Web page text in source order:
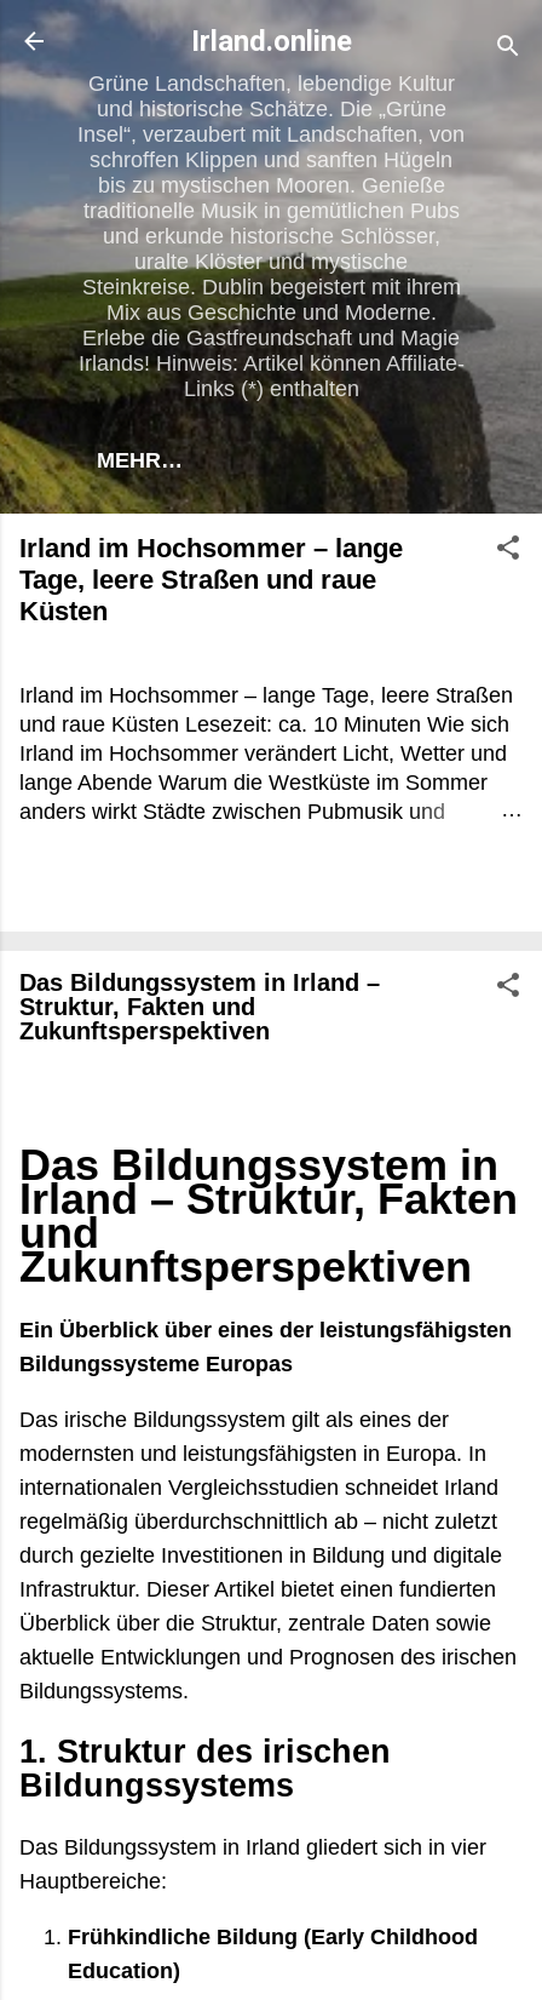
Direkt zum Hauptbereich
Irland.online
Grüne Landschaften, lebendige Kultur
und historische Schätze. Die „Grüne
Insel“, verzaubert mit Landschaften, von
schroffen Klippen und sanften Hügeln
bis zu mystischen Mooren. Genieße
traditionelle Musik in gemütlichen Pubs
und erkunde historische Schlösser,
uralte Klöster und mystische
Steinkreise. Dublin begeistert mit ihrem
Mix aus Geschichte und Moderne.
Erlebe die Gastfreundschaft und Magie
Irlands! Hinweis: Artikel können Affiliate-
Links (*) enthalten
MEHR…
Irland im Hochsommer – lange
Tage, leere Straßen und raue
Küsten
Irland im Hochsommer – lange Tage, leere Straßen
und raue Küsten Lesezeit: ca. 10 Minuten Wie sich
Irland im Hochsommer verändert Licht, Wetter und
lange Abende Warum die Westküste im Sommer
anders wirkt Städte zwischen Pubmusik und
Straße, aus einem offenen Küchenfenster roch es
nach Torffeuer und gebratenem Fisch. In
Deutschland wäre um diese Uhrzeit längst Nacht
Küstenstraßen nach Irland. Im Juli und August zeigt
das Land aber eine andere Seite: heller, lebendiger,
manchmal überraschend trocken – und gleichzeitig
voller Gegensätze. Zwischen überfüllten
Aussichtspunkten und völl...
Das Bildungssystem in Irland –
Struktur, Fakten und
Zukunftsperspektiven
Das Bildungssystem in
Irland – Struktur, Fakten
und
Zukunftsperspektiven
Ein Überblick über eines der leistungsfähigsten
Bildungssysteme Europas
Das irische Bildungssystem gilt als eines der
modernsten und leistungsfähigsten in Europa. In
internationalen Vergleichsstudien schneidet Irland
regelmäßig überdurchschnittlich ab – nicht zuletzt
durch gezielte Investitionen in Bildung und digitale
Infrastruktur. Dieser Artikel bietet einen fundierten
Überblick über die Struktur, zentrale Daten sowie
aktuelle Entwicklungen und Prognosen des irischen
Bildungssystems.
1. Struktur des irischen
Bildungssystems
Das Bildungssystem in Irland gliedert sich in vier
Hauptbereiche:
Frühkindliche Bildung (Early Childhood
Education)